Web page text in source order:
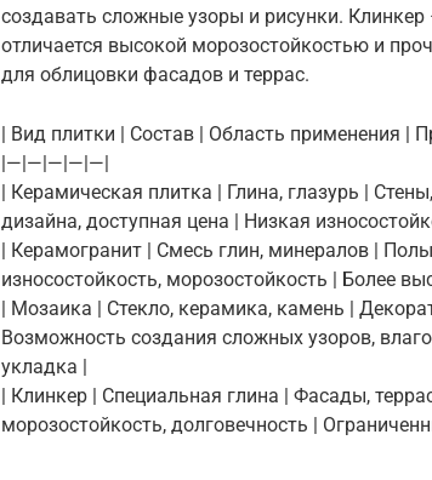
создавать сложные узоры и рисунки.
отличается высокой морозостойкостью и
для облицовки фасадов и террас.
| Вид плитки | Состав | Область применения |
|—|—|—|—|—|
| Керамическая плитка | Глина, глазурь |
дизайна, доступная цена | Низкая
| Керамогранит | Смесь глин, минералов |
износостойкость, морозостойкость | Более
| Мозаика | Стекло, керамика, камень |
Возможность создания сложных узоров,
укладка |
| Клинкер | Специальная глина | Фасады,
морозостойкость, долговечность |